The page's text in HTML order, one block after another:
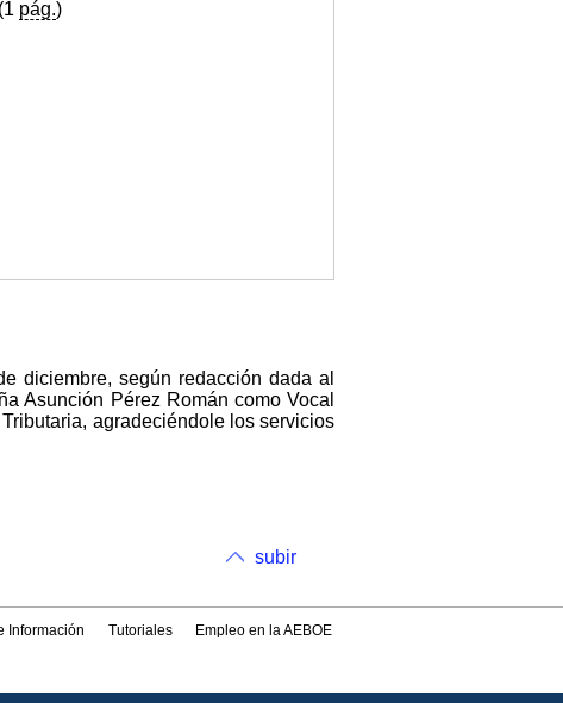
pág.)
diciembre, según redacción dada al
Asunción Pérez Román como Vocal
agradeciéndole los servicios
subir
Información Tutoriales Empleo en la AEBOE